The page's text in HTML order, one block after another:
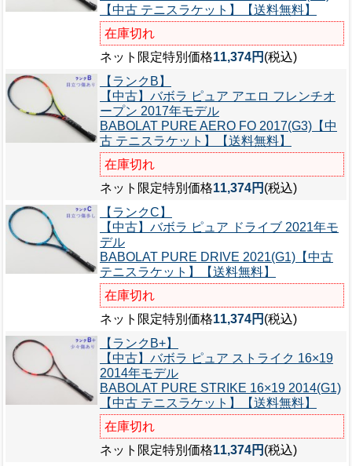
【中古 テニスラケット】【送料無料】
在庫切れ
ネット限定特別価格11,374円 (税込)
【ランクB】
【中古】バボラ ピュア アエロ フレンチオ
ープン 2017年モデル
BABOLAT PURE AERO FO 2017(G3)【中
古 テニスラケット】【送料無料】
在庫切れ
ネット限定特別価格11,374円 (税込)
【ランクC】
【中古】バボラ ピュア ドライブ 2021年モ
デル
BABOLAT PURE DRIVE 2021(G1)【中古
テニスラケット】【送料無料】
在庫切れ
ネット限定特別価格11,374円 (税込)
【ランクB+】
【中古】バボラ ピュア ストライク 16×19
2014年モデル
BABOLAT PURE STRIKE 16×19 2014(G1)
【中古 テニスラケット】【送料無料】
在庫切れ
ネット限定特別価格11,374円 (税込)